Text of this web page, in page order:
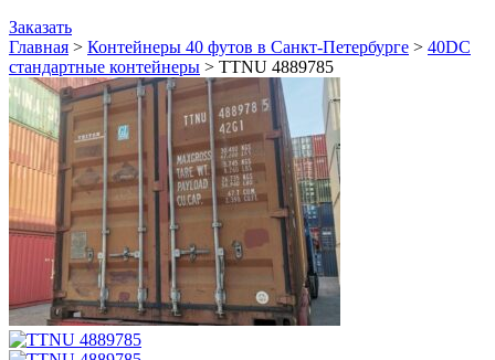
Заказать
Главная > Контейнеры 40 футов в Санкт-Петербурге > 40DC
стандартные контейнеры > TTNU 4889785